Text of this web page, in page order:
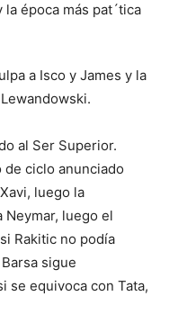
época más pat´tica
a Isco y James y la
al Ser Superior.
de ciclo anunciado
luego la
Neymar, luego el
Rakitic no podía
sigue
se equivoca con Tata,